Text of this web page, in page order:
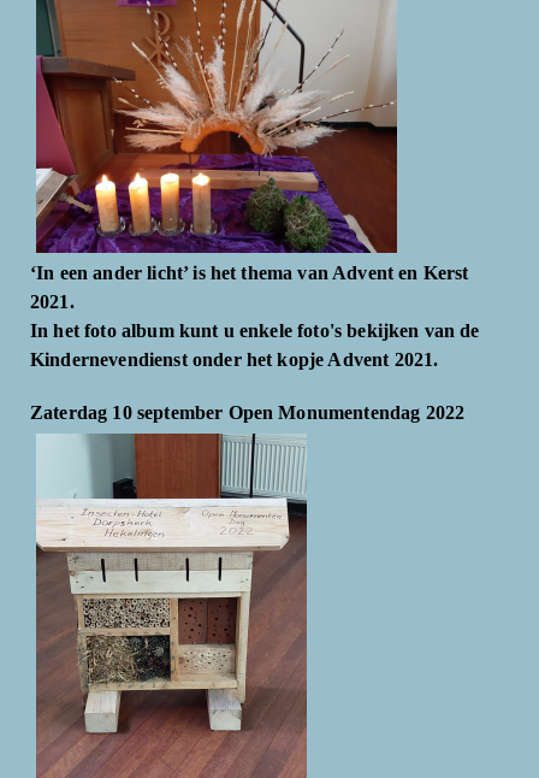
‘In een ander licht’ is het thema van Advent en Kerst
2021.
In het foto album kunt u enkele foto's bekijken van de
Kindernevendienst onder het kopje Advent 2021.
Zaterdag 10 september Open Monumentendag 2022